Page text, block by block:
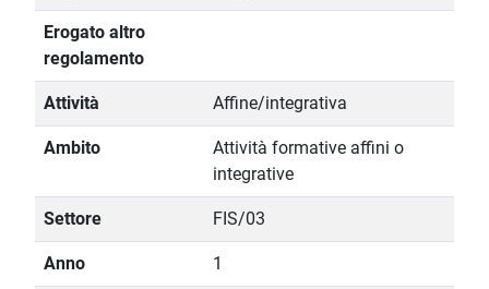
Erogato altro
regolamento
Attività Affine/integrativa
Ambito
Attività formative affini o
integrative
Settore FIS/03
Anno 1